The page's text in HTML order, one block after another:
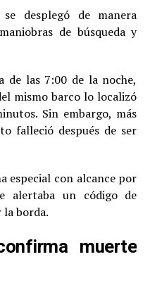
desplegó de manera
de búsqueda y
de las 7:00 de la noche,
mismo barco lo localizó
Sin embargo, más
falleció después de ser
especial con alcance por
alertaba un código de
borda.
muerte